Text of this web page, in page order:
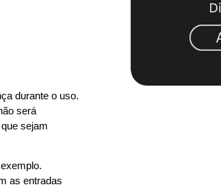
durante o uso.
será
sejam
as entradas